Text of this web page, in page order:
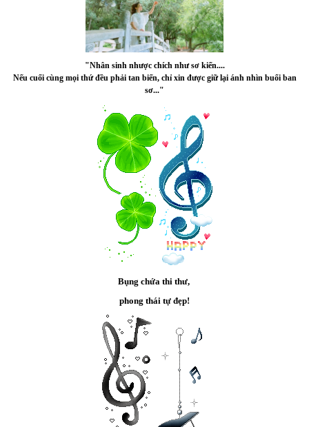
"Nhân sinh nhược chích như sơ kiến....
Nếu cuối cùng mọi thứ đều phải tan biến, chỉ xin được giữ lại ánh nhìn buổi ban
sơ..."
Bụng chứa thi thư,
phong thái tự đẹp!